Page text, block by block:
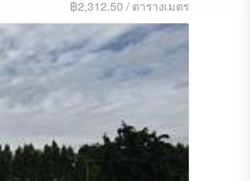
฿2,312.50 / ตารางเมตร